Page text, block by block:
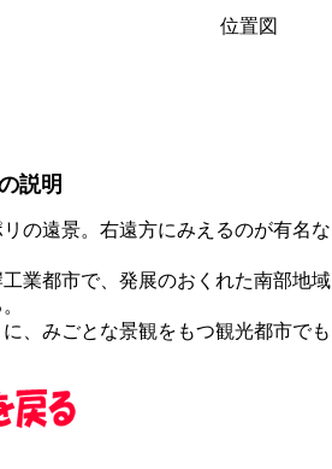
位置図
説明
の遠景。右遠方にみえるのが有名な
業都市で、発展のおくれた南部地域
、みごとな景観をもつ観光都市でも